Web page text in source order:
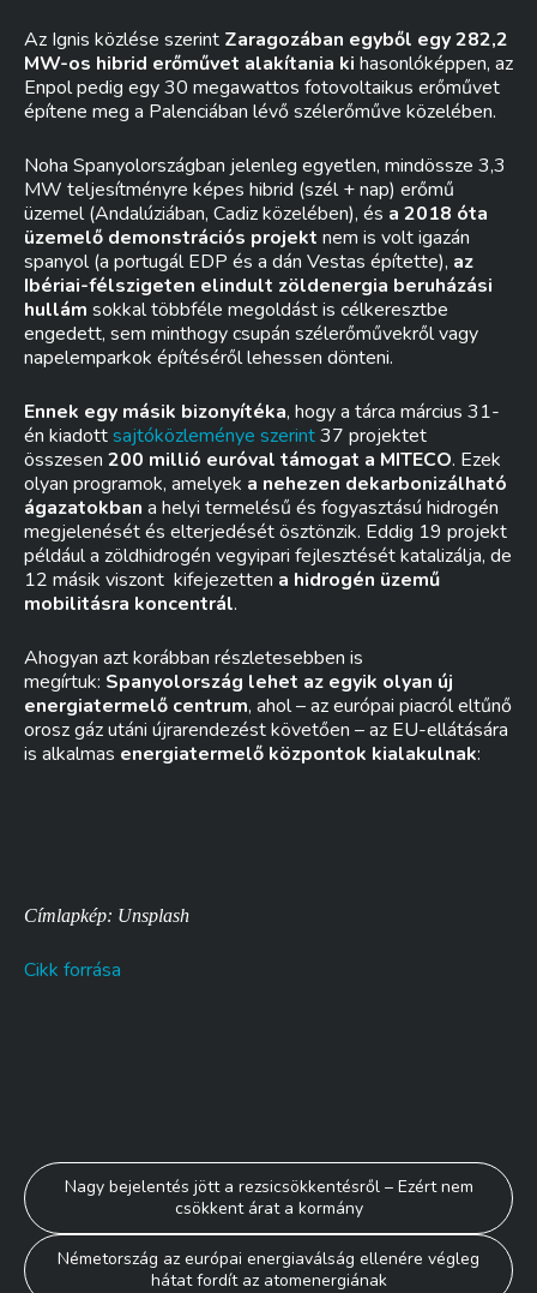
Az Ignis közlése szerint Zaragozában egyből egy 282,2
MW-os hibrid erőművet alakítania ki hasonlóképpen, az
Enpol pedig egy 30 megawattos fotovoltaikus erőművet
építene meg a Palenciában lévő szélerőműve közelében.
Noha Spanyolországban jelenleg egyetlen, mindössze 3,3
MW teljesítményre képes hibrid (szél + nap) erőmű
üzemel (Andalúziában, Cadiz közelében), és a 2018 óta
üzemelő demonstrációs projekt nem is volt igazán
spanyol (a portugál EDP és a dán Vestas építette), az
Ibériai-félszigeten elindult zöldenergia beruházási
hullám sokkal többféle megoldást is célkeresztbe
engedett, sem minthogy csupán szélerőművekről vagy
napelemparkok építéséről lehessen dönteni.
Ennek egy másik bizonyítéka, hogy a tárca március 31-
én kiadottsajtóközleménye szerint37 projektet
összesen 200 millió euróval támogat a MITECO. Ezek
olyan programok, amelyek a nehezen dekarbonizálható
ágazatokban a helyi termelésű és fogyasztású hidrogén
megjelenését és elterjedését ösztönzik. Eddig 19 projekt
például a zöldhidrogén vegyipari fejlesztését katalizálja, de
12 másik viszont kifejezetten a hidrogén üzemű
mobilitásra koncentrál.
Ahogyan azt korábban részletesebben is
megírtuk: Spanyolország lehet az egyik olyan új
energiatermelő centrum, ahol – az európai piacról eltűnő
orosz gáz utáni újrarendezést követően – az EU-ellátására
is alkalmas energiatermelő központok kialakulnak:
Címlapkép: Unsplash
Cikk forrása
Bejegyzés
navigáció
Nagy bejelentés jött a rezsicsökkentésről – Ezért nem
csökkent árat a kormány
Németország az európai energiaválság ellenére végleg
hátat fordít az atomenergiának